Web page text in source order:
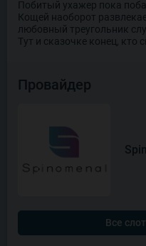
Побитый ухажер пока
Кощей наоборот
любовный треугольник
Тут и сказочке конец, кто
Провайдер
Все